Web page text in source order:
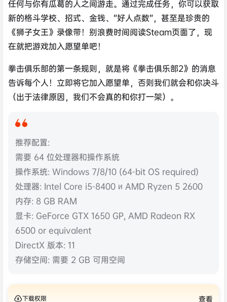
新的格斗学校、招式、金钱、“好人点数”，甚至是珍贵的
《狮子女王》录像带！别浪费时间阅读Steam页面了，现
在就把游戏加入愿望单吧！
告诉每个人！立即将它加入愿望单，否则我们就会和你决斗
（出于法律原因，我们不会真的和你打一架）。
需要 64 位处理器和操作系统
操作系统: Windows 7/8/10 (64-bit OS required)
处理器: Intel Core i5-8400 и AMD Ryzen 5 2600
内存: 8 GB RAM
显卡: GeForce GTX 1650 GP, AMD Radeon RX
6500 or equivalent
DirectX 版本: 11
存储空间: 需要 2 GB 可用空间